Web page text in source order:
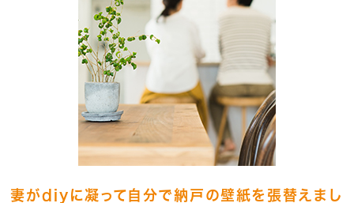
妻がdiyに凝って自分で納戸の壁紙を張替えまし